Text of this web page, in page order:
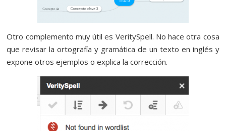
Otro complemento muy útil es VeritySpell. No hace otra cosa
que revisar la ortografía y gramática de un texto en inglés y
expone otros ejemplos o explica la corrección.